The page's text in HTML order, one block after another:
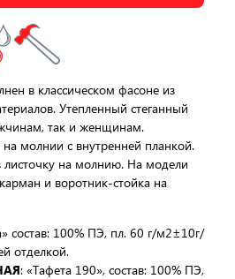
в классическом фасоне из
Утепленный стеганный
так и женщинам.
на молнии с внутренней планкой.
листочку на молнию. На модели
и воротник-стойка на
состав: 100% ПЭ, пл. 60 г/м2±10г/
отделкой.
: «Тафета 190», состав: 100% ПЭ,